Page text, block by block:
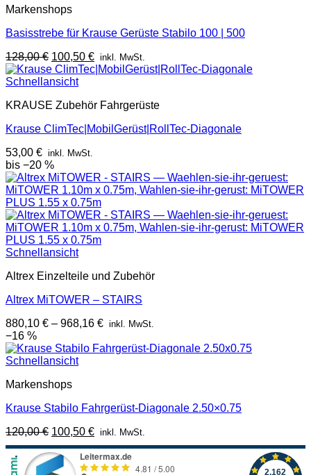
Markenshops
Basisstrebe für Krause Gerüste Stabilo 100 | 500
128,00€ Ursprünglicher
Preis
war:
100,50 €Aktueller
Preis
inkl. MwSt.
Schnellansicht
KRAUSE Zubehör Fahrgerüste
Krause ClimTec|MobilGerüst|RollTec-Diagonale
53,00 € inkl. MwSt.
bis −20 %
Schnellansicht
Altrex Einzelteile und Zubehör
Altrex MiTOWER – STAIRS
880,10 € – 968,16 € inkl. MwSt.
−16 %
Schnellansicht
Markenshops
Krause Stabilo Fahrgerüst-Diagonale 2.50×0.75
120,00€ Ursprünglicher
Preis
war:
120,00 €
100,50 €Aktueller
Preis
ist:
100,50 €.
inkl. MwSt.